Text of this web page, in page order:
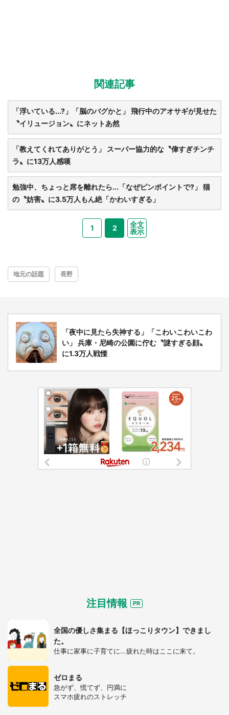
選択する
関連記事
「浮いている...?」「脳のバグかと」 飛行中のアオサギが見せた
〝イリュージョン〟にネットあ然
「教えてくれてありがとう」 スーパー協力的な〝偉すぎチンチ
ラ〟に13万人感嘆
勉強中、ちょっと席を離れたら...「なぜピンポイントで?」 猫
の〝妨害〟に3.5万人もん絶「かわいすぎる」
1 2
全文
表示
地元の話題 長野
「夜中に見たら失神する」「こわいこわいこわ
い」 兵庫・尼崎の公園に佇む〝謎すぎる顔〟
に1.3万人戦慄
注目情報
全国の優しさ集まる【ほっこりタウン】できまし
た。
仕事に家事に子育てに...疲れた時はここに来て。
ゼロまる
急がず、慌てず、円満に
スマホ疲れのストレッチ